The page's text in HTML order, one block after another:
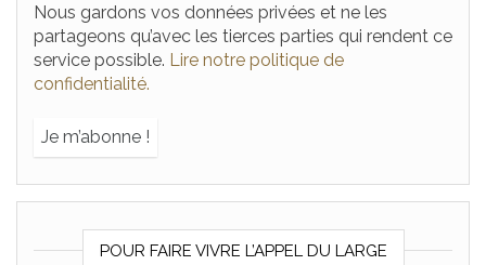
Nous gardons vos données privées et ne les
partageons qu’avec les tierces parties qui rendent ce
service possible. Lire notre politique de
confidentialité.
POUR FAIRE VIVRE L’APPEL DU LARGE